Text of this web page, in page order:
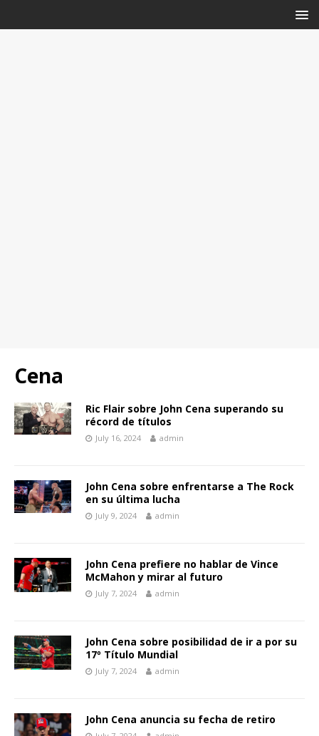
Cena
Ric Flair sobre John Cena superando su
récord de títulos
July 16, 2024 admin
John Cena sobre enfrentarse a The Rock
en su última lucha
July 9, 2024 admin
John Cena prefiere no hablar de Vince
McMahon y mirar al futuro
July 7, 2024 admin
John Cena sobre posibilidad de ir a por su
17º Título Mundial
July 7, 2024 admin
John Cena anuncia su fecha de retiro